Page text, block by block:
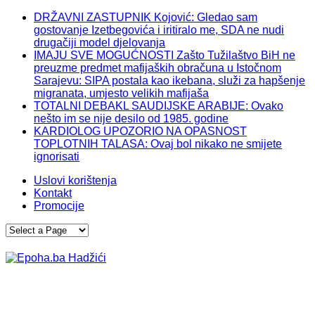
DRŽAVNI ZASTUPNIK Kojović: Gledao sam
gostovanje Izetbegovića i iritiralo me, SDA ne nudi
drugačiji model djelovanja
IMAJU SVE MOGUĆNOSTI Zašto Tužilaštvo BiH ne
preuzme predmet mafijaških obračuna u Istočnom
Sarajevu: SIPA postala kao ikebana, služi za hapšenje
migranata, umjesto velikih mafijaša
TOTALNI DEBAKL SAUDIJSKE ARABIJE: Ovako
nešto im se nije desilo od 1985. godine
KARDIOLOG UPOZORIO NA OPASNOST
TOPLOTNIH TALASA: Ovaj bol nikako ne smijete
ignorisati
Uslovi korištenja
Kontakt
Promocije